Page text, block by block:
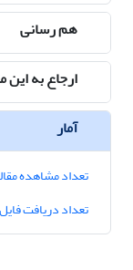
هم رسانی
ارجاع به این
آمار
تعداد مشاهده
تعداد دریافت